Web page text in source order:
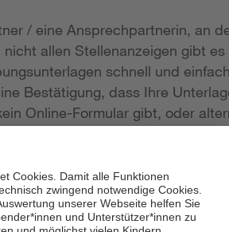
/ eine Ansprechpartnerin, an
allen Stellenanzeigen gibt es
schnell und
Bestätigung, dass Ihre
Online-Formular gibt, oder
lassen; die E-Mail-Adresse ist in
wir weiterhin auch